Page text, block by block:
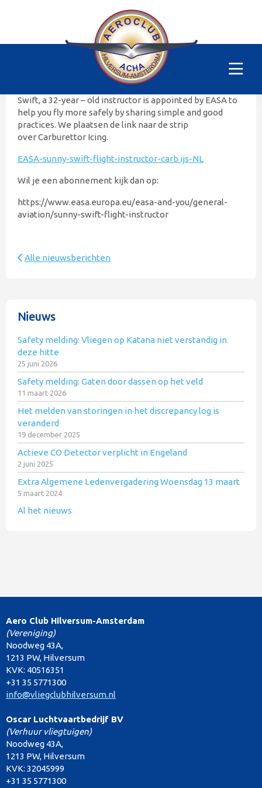
Sunny Swift: Flight instructor strips met tips
voor veilig vliegen (VMS-commissie 6
TIP: de educatieve Sunny Swift-strip van EASA. Sunny
Swift, a 32-year – old instructor is appointed by EASA to
help you fly more safely by sharing simple and good
practices. We plaatsen de link naar de strip
over Carburettor Icing.
EASA-sunny-swift-flight-instructor-carb ijs-NL
Wil je een abonnement kijk dan op:
https://www.easa.europa.eu/easa-and-you/general-
aviation/sunny-swift-flight-instructor
Alle nieuwsberichten
Nieuws
Safety melding: Vliegen op Katana niet verstandig in
deze hitte
25 juni 2026
Safety melding: Gaten door dassen op het veld
11 maart 2026
Het melden van storingen in het discrepancy log is
veranderd
19 december 2025
Actieve CO Detector verplicht in Engeland
2 juni 2025
Extra Algemene Ledenvergadering Woensdag 13 maart
5 maart 2024
Al het nieuws
Aero Club Hilversum-Amsterdam
(Vereniging)
Noodweg 43A,
1213 PW, Hilversum
KVK: 40516351
+31 35 5771300
info@vliegclubhilversum.nl
Oscar Luchtvaartbedrijf BV
(Verhuur vliegtuigen)
Noodweg 43A,
1213 PW, Hilversum
KVK: 32045999
+31 35 5771300